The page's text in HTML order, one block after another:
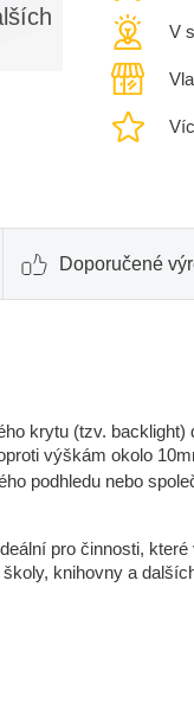
V
Doporučené
krytu (tzv. backlight)
výškám okolo
podhledu nebo
pro činnosti,
knihovny a